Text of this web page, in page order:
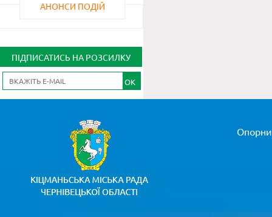
АНОНСИ ПОДІЙ
ПІДПИСАТИСЬ НА РОЗСИЛКУ
OK